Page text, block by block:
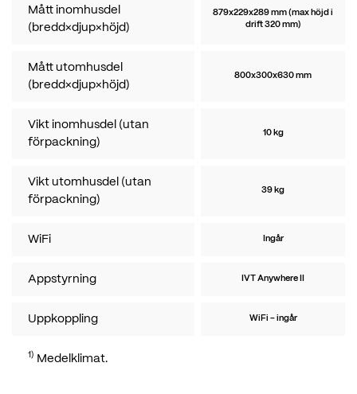
Mått inomhusdel
(bredd×djup×höjd)
879x229x289 mm (max höjd i
drift 320 mm)
Mått utomhusdel
(bredd×djup×höjd)
800x300x630 mm
Vikt inomhusdel (utan
förpackning)
10 kg
Vikt utomhusdel (utan
förpackning)
39 kg
WiFi Ingår
Appstyrning IVT Anywhere II
Uppkoppling WiFi - ingår
1) Medelklimat.